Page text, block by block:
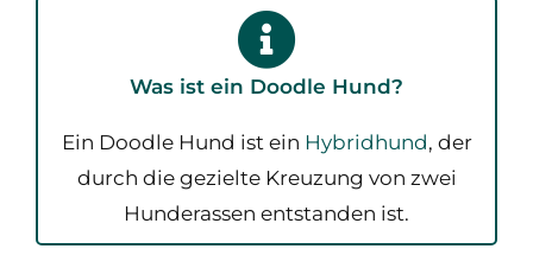
Was ist ein Doodle Hund?
Ein Doodle Hund ist ein Hybridhund, der
durch die gezielte Kreuzung von zwei
Hunderassen entstanden ist.​